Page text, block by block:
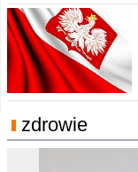
zdrowie